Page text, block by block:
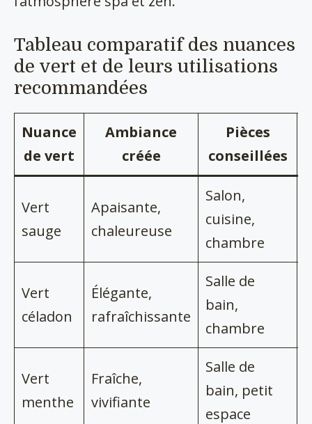
Tableau comparatif des nuances
de vert et de leurs utilisations
recommandées
Nuance
de vert
Ambiance
créée
Pièces
conseillées
Vert
sauge
Apaisante,
chaleureuse
Salon,
cuisine,
chambre
Vert
céladon
Élégante,
rafraîchissante
Salle de
bain,
chambre
Vert
menthe
Fraîche,
vivifiante
Salle de
bain, petit
espace